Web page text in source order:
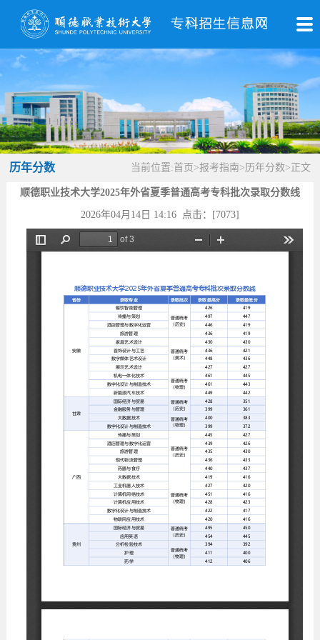
历年分数 当前位置:首页 >报考指南>历年分数> 正文
顺德职业技术大学2025年外省夏季普通高考专科批次录取分数线
2026年04月14日 14:16 点击：[7073]